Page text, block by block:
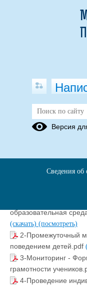
Выполнение
программ
учебного года
1-Промежуточный
образовательная
(скачать) (посмотреть)
2-Промежуточный
поведением детей.pdf
3-Мониторинг -
грамотности
4-Проведение
Версия
Сведения об